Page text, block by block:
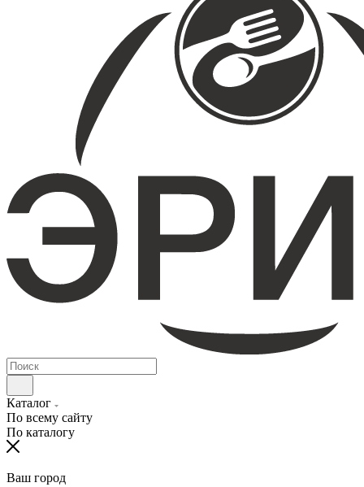
Каталог
По всему сайту
По каталогу
Ваш город